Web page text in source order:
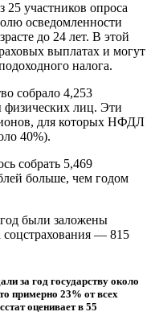
участников опроса
осведомленности
до 24 лет. В этой
выплатах и могут
налога.
собрало 4,253
физических лиц. Эти
для которых НФДЛ
40%).
собрать 5,469
больше, чем годом
были заложены
— 815
за год государству около
примерно 23% от всех
оценивает в 55